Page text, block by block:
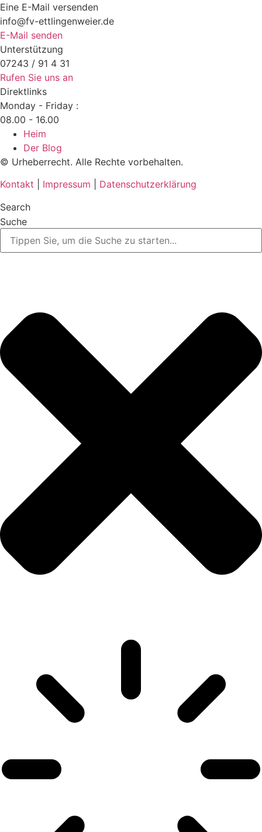
Eine E-Mail versenden
info@fv-ettlingenweier.de
E-Mail senden
Unterstützung
07243 / 91 4 31
Rufen Sie uns an
Direktlinks
Monday - Friday :
08.00 - 16.00
Heim
Der Blog
© Urheberrecht. Alle Rechte vorbehalten.
Kontakt
Impressum
Datenschutzerklärung
Search
Suche